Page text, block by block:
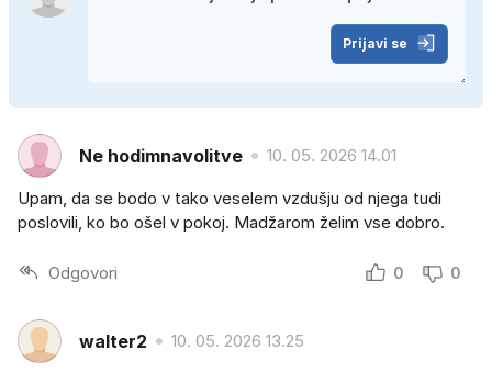
Prijavi se
Ne hodimnavolitve 10. 05. 2026 14.01
Upam, da se bodo v tako veselem vzdušju od njega tudi
poslovili, ko bo ošel v pokoj. Madžarom želim vse dobro.
Odgovori 0 0
walter2 10. 05. 2026 13.25